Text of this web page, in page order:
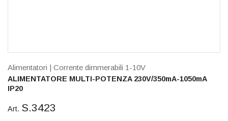
Alimentatori | Corrente dimmerabili 1-10V
ALIMENTATORE MULTI-POTENZA 230V/350mA-1050mA
IP20
Art. S.3423